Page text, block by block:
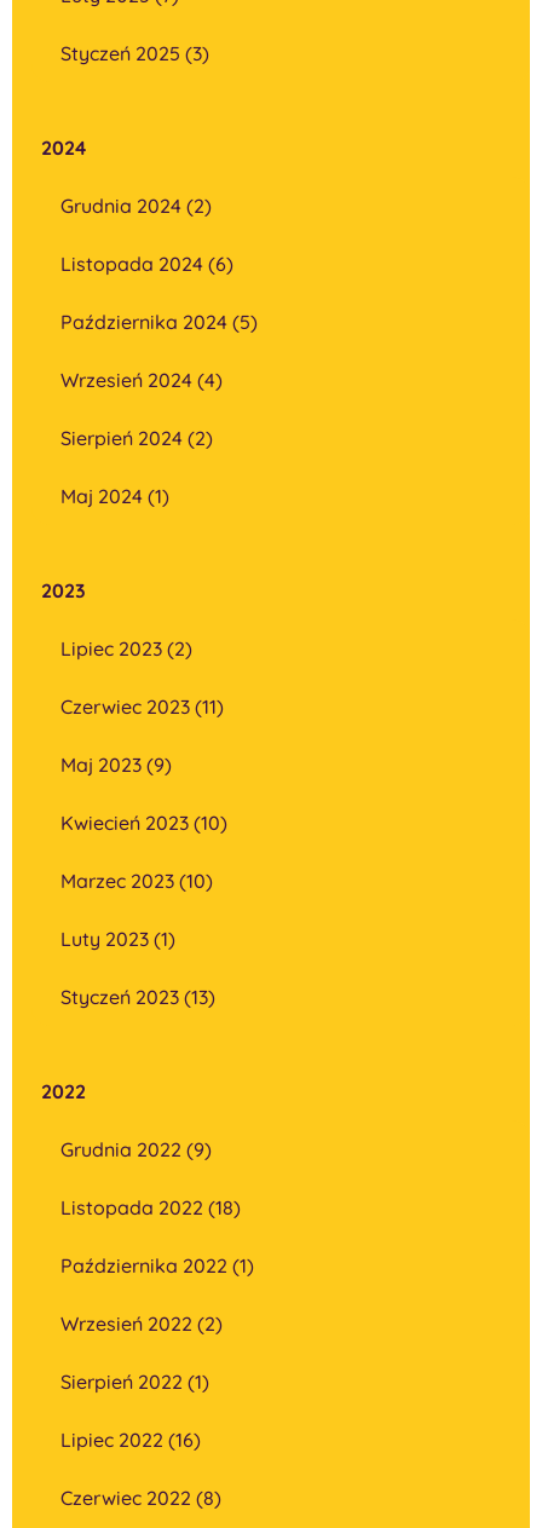
Styczeń 2025 (3)
2024
Grudnia 2024 (2)
Listopada 2024 (6)
Października 2024 (5)
Wrzesień 2024 (4)
Sierpień 2024 (2)
Maj 2024 (1)
2023
Lipiec 2023 (2)
Czerwiec 2023 (11)
Maj 2023 (9)
Kwiecień 2023 (10)
Marzec 2023 (10)
Luty 2023 (1)
Styczeń 2023 (13)
2022
Grudnia 2022 (9)
Listopada 2022 (18)
Października 2022 (1)
Wrzesień 2022 (2)
Sierpień 2022 (1)
Lipiec 2022 (16)
Czerwiec 2022 (8)